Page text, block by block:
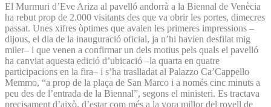
El Murmuri d’Eve Ariza al pavelló andorrà a la Biennal de Venècia
ha rebut prop de 2.000 visitants des que va obrir les portes, dimecres
passat. Unes xifres òptimes que avalen les primeres impressions –
dijous, el dia de la inauguració oficial, ja n’hi havien desfilat mig
miler– i que venen a confirmar un dels motius pels quals el pavelló
ha canviat aquesta edició d’ubicació –la quarta en quatre
participacions en la fira– i s’ha traslladat al Palazzo Ca’Cappello
Memmo, “a prop de la plaça de San Marco i a només cinc minuts a
peu des de l’entrada de la Biennal”, segons el ministeri. Es tractava
precisament d’això, d’estar com més a la vora millor del rovell de